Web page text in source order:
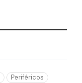
Periféricos